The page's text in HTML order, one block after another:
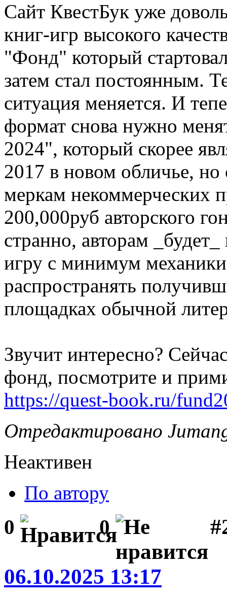
Сайт КвестБук уже
книг-игр высокого
"Фонд" который
затем стал постоянным.
ситуация меняется. И
формат снова нужно
2024", который скорее
2017 в новом обличье,
меркам некоммерческих
200,000руб авторского
странно, авторам _будет_
игру с минимум
распространять
площадках обычной
Звучит интересно?
фонд, посмотрите и
https://quest-book.ru/
Отредактировано
Неактивен
По автору
0 0
06.10.2025 13:17